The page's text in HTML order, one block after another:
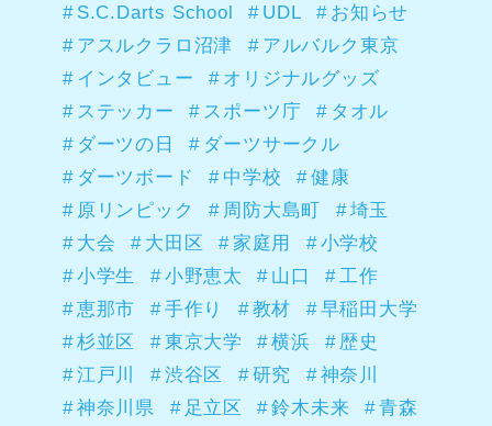
S.C.Darts School
UDL
お知らせ
アスルクラロ沼津
アルバルク東京
インタビュー
オリジナルグッズ
ステッカー
スポーツ庁
タオル
ダーツの日
ダーツサークル
ダーツボード
中学校
健康
原リンピック
周防大島町
埼玉
大会
大田区 家庭用
小学校
小学生
小野恵太 山口
工作
恵那市
手作り 教材
早稲田大学
杉並区
東京大学 横浜
歴史
江戸川
渋谷区 研究
神奈川
神奈川県
足立区 鈴木未来
青森